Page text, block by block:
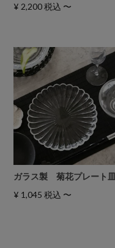
¥ 2,200 税込 〜
ガラス製 菊花プレート皿
¥ 1,045 税込 〜